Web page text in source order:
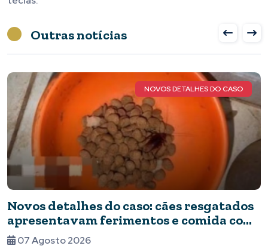
Outras notícias
NOVOS DETALHES DO CASO
Novos detalhes do caso: cães resgatados
apresentavam ferimentos e comida com
barata
07 Agosto 2026